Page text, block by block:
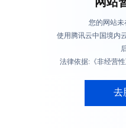
您的网站未
使用腾讯云中国境内
法律依据:《非经营
去